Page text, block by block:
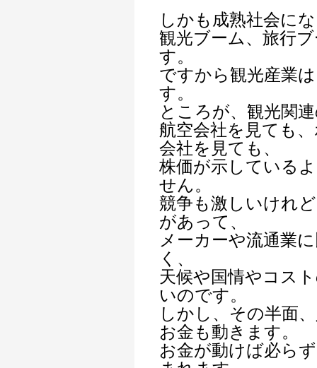
しかも成熟社会に
観光ブーム、旅行
す。
ですから観光産業
す。
ところが、観光関
航空会社を見ても
会社を見ても、
株価が示している
せん。
競争も激しいけれ
があって、
メーカーや流通業
く、
天候や国情やコス
いのです。
しかし、その半面
お金も動きます。
お金が動けば必ら